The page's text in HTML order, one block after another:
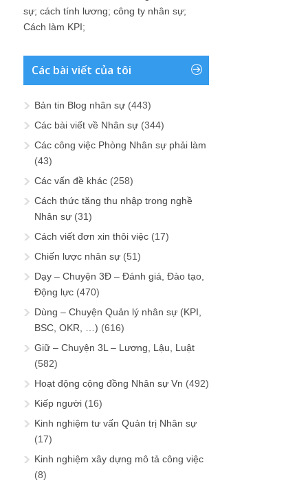
sự; cách tính lương; công ty nhân sự;
Cách làm KPI;
Các bài viết của tôi
Bản tin Blog nhân sự (443)
Các bài viết về Nhân sự (344)
Các công việc Phòng Nhân sự phải làm
(43)
Các vấn đề khác (258)
Cách thức tăng thu nhập trong nghề
Nhân sự (31)
Cách viết đơn xin thôi việc (17)
Chiến lược nhân sự (51)
Dạy – Chuyện 3Đ – Đánh giá, Đào tạo,
Động lực (470)
Dùng – Chuyện Quản lý nhân sự (KPI,
BSC, OKR, …) (616)
Giữ – Chuyện 3L – Lương, Lậu, Luật
(582)
Hoạt động cộng đồng Nhân sự Vn (492)
Kiếp người (16)
Kinh nghiệm tư vấn Quản trị Nhân sự
(17)
Kinh nghiệm xây dựng mô tả công việc
(8)